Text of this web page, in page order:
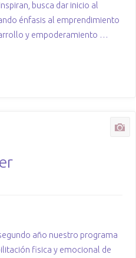
busca dar inicio al
énfasis al emprendimiento
y empoderamiento …
año nuestro programa
fisica y emocional de